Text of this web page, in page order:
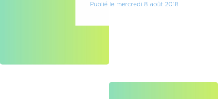
Publié le mercredi 8 août 2018